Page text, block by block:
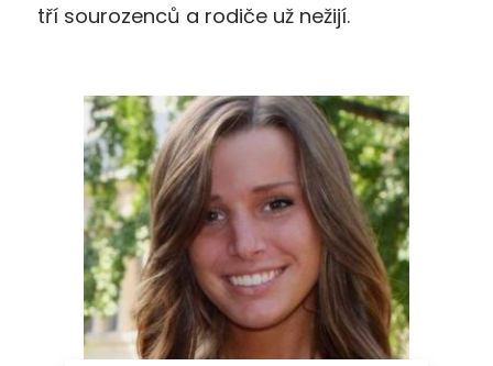
tří sourozenců a rodiče už nežijí.